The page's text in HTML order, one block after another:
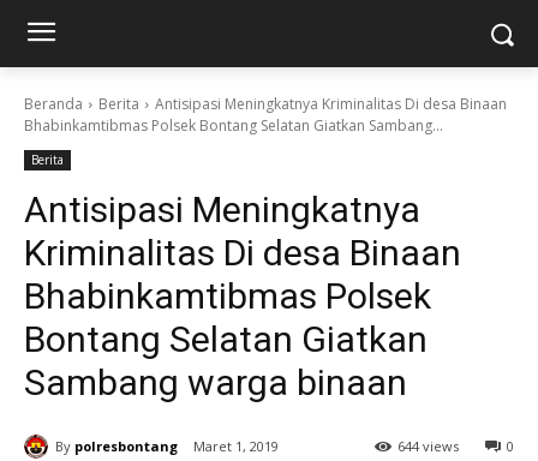
Beranda Berita
Antisipasi Meningkatnya Kriminalitas Di desa Binaan
Bhabinkamtibmas Polsek Bontang Selatan Giatkan Sambang...
Berita
Antisipasi Meningkatnya
Kriminalitas Di desa Binaan
Bhabinkamtibmas Polsek
Bontang Selatan Giatkan
Sambang warga binaan
By polresbontang Maret 1, 2019 0
644 views